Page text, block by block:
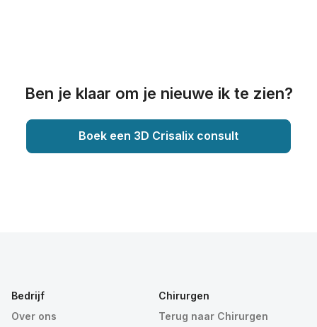
Ben je klaar om je nieuwe ik te zien?
Boek een 3D Crisalix consult
Bedrijf
Over ons
Chirurgen
Terug naar Chirurgen